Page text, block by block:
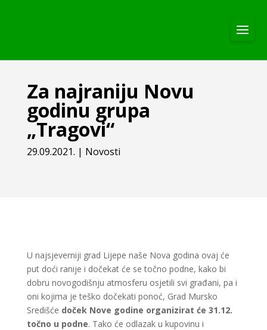
Za najraniju Novu
godinu grupa
„Tragovi“
29.09.2021. | Novosti
U najsjeverniji grad Lijepe naše Nova godina ovaj će
put doći ranije i dočekat će se točno podne, kako bi
dobru novogodišnju atmosferu osjetili svi građani, pa i
oni kojima je teško dočekati ponoć, Grad Mursko
Središće doček Nove godine organizirat će 31.12.
točno u podne. Tako će odlazak u kupovinu i